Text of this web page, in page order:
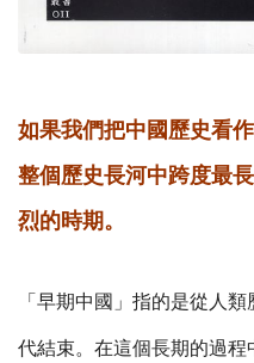
如果我們把中國歷史看
整個歷史長河中跨度最
烈的時期。
「早期中國」指的是從人
代結束。在這個長期的過